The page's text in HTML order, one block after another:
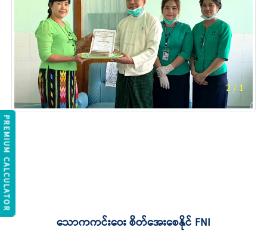
2/1
သောကကင်းဝေး စိတ်အေးစေနိုင် FNI